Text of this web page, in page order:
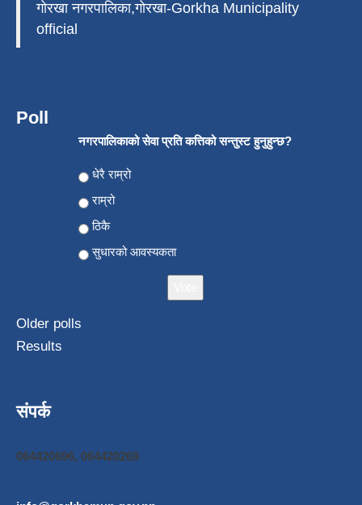
गोरखा नगरपालिका,गोरखा-Gorkha Municipality
official
Poll
नगरपालिकाको सेवा प्रति कत्तिको सन्तुस्ट हुनुहुन्छ?
Choices
धेरै राम्रो
राम्रो
ठिकै
सुधारको आवस्यकता
Older polls
Results
संपर्क
064420696, 064420269